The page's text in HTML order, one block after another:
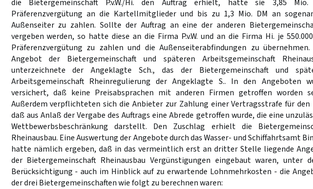
die Bietergemeinschaft P.v.W./Hi. den Auftrag erhielt, hatte sie 3,85 Mio.
Präferenzvergütung an die Kartellmitglieder und bis zu 1,3 Mio. DM an
Außenseiter zu zahlen. Sollte der Auftrag an eine der anderen
vergeben werden, so hatte diese an die Firma P.v.W. und an die Firma Hi. je
Präferenzvergütung zu zahlen und die Außenseiterabfindungen zu übernehmen.
Angebot der Bietergemeinschaft und späteren Arbeitsgemeinschaft
unterzeichnete der Angeklagte Sch., das der Bietergemeinschaft und
Arbeitsgemeinschaft Rheinregulierung der Angeklagte S.. In den Angeboten
versichert, daß keine Preisabsprachen mit anderen Firmen getroffen worden
Außerdem verpflichteten sich die Anbieter zur Zahlung einer Vertragsstrafe für den
daß aus Anlaß der Vergabe des Auftrags eine Abrede getroffen wurde, die eine
Wettbewerbsbeschränkung darstellt. Den Zuschlag erhielt die
Rheinausbau. Eine Auswertung der Angebote durch das Wasser- und Schiffahrtsamt
hatte nämlich ergeben, daß in das vermeintlich erst an dritter Stelle liegende
der Bietergemeinschaft Rheinausbau Vergünstigungen eingebaut waren, unter
Berücksichtigung - auch im Hinblick auf zu erwartende Lohnmehrkosten - die
der drei Bietergemeinschaften wie folgt zu berechnen waren: